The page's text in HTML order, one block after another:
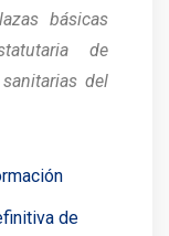
básicas
de
del
de